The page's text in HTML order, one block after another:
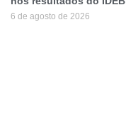
6 de agosto de 2026